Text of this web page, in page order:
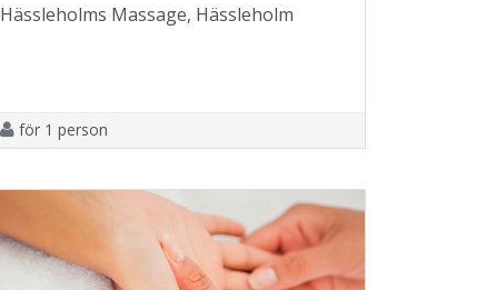
Hässleholms Massage, Hässleholm
för 1 person